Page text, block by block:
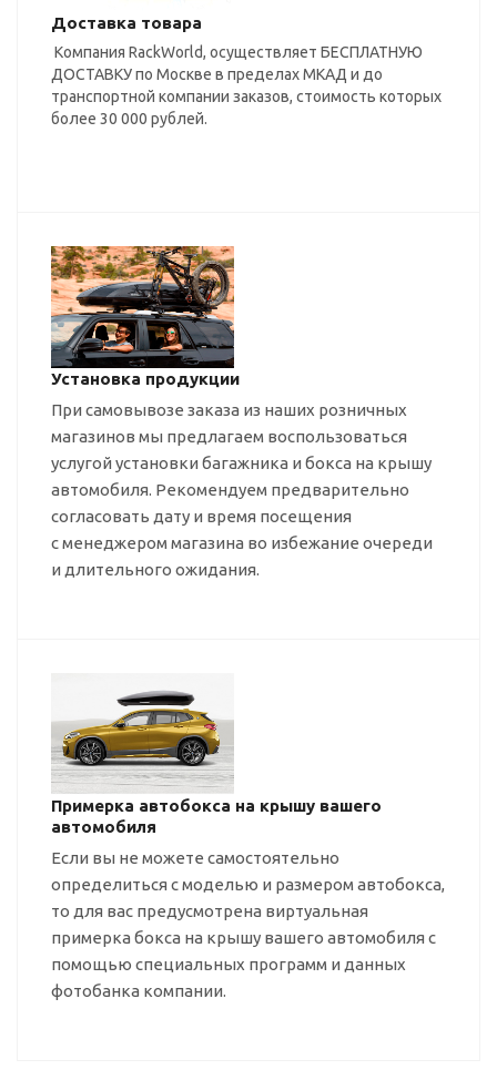
Доставка товара
Компания RackWorld, осуществляет БЕСПЛАТНУЮ
ДОСТАВКУ по Москве в пределах МКАД и до
транспортной компании заказов, стоимость которых
более 30 000 рублей.
Установка продукции
При самовывозе заказа из наших розничных
магазинов мы предлагаем воспользоваться
услугой установки багажника и бокса на крышу
автомобиля. Рекомендуем предварительно
согласовать дату и время посещения
с менеджером магазина во избежание очереди
и длительного ожидания.
Примерка автобокса на крышу вашего
автомобиля
Если вы не можете самостоятельно
определиться с моделью и размером автобокса,
то для вас предусмотрена виртуальная
примерка бокса на крышу вашего автомобиля с
помощью специальных программ и данных
фотобанка компании.